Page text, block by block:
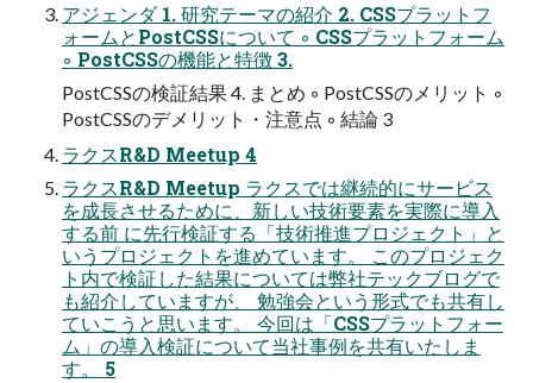
アジェンダ 1. 研究テーマの紹介 2. CSSプラットフ
ォームとPostCSSについて ◦ CSSプラットフォーム
◦ PostCSSの機能と特徴 3.
PostCSSの検証結果 4. まとめ ◦ PostCSSのメリット ◦
PostCSSのデメリット・注意点 ◦ 結論 3
ラクスR&D Meetup 4
ラクスR&D Meetup ラクスでは継続的にサービス
を成長させるために、新しい技術要素を実際に導入
する前 に先行検証する「技術推進プロジェクト」と
いうプロジェクトを進めています。 このプロジェク
ト内で検証した結果については弊社テックブログで
も紹介していますが、 勉強会という形式でも共有し
ていこうと思います。 今回は「CSSプラットフォー
ム」の導入検証について当社事例を共有いたしま
す。 5